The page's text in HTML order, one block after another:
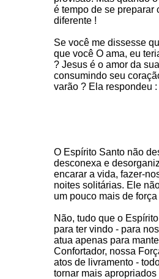
é tempo de se preparar
diferente !
Se você me dissesse
que você O ama, eu
? Jesus é o amor da
consumindo seu
varão ? Ela respondeu
O Espírito Santo não
desconexa e
encarar a vida, fazer-
noites solitárias. Ele
um pouco mais de
Não, tudo que o
para ter vindo - para
atua apenas para
Confortador, nossa
atos de livramento -
tornar mais apropriados